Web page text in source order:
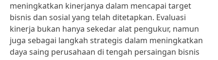
meningkatkan kinerjanya dalam mencapai target
bisnis dan sosial yang telah ditetapkan. Evaluasi
kinerja bukan hanya sekedar alat pengukur, namun
juga sebagai langkah strategis dalam meningkatkan
daya saing perusahaan di tengah persaingan bisnis